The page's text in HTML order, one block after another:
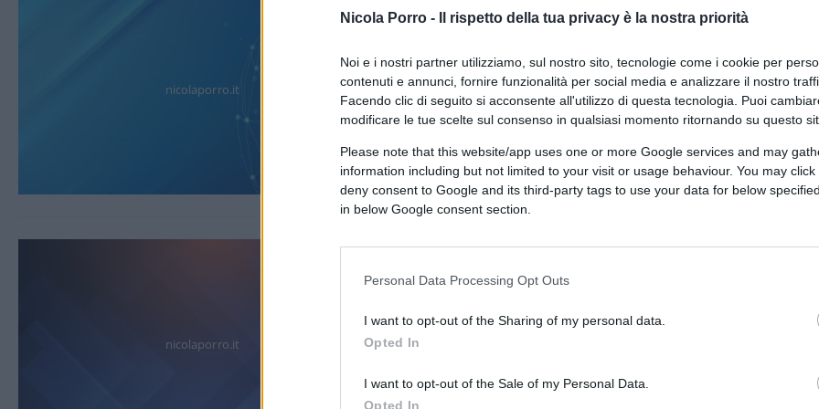
Nicola Porro - Il rispetto della tua privacy è la nostra priorità
Noi e i nostri partner utilizziamo, sul nostro sito, tecnologie come i cookie per
contenuti e annunci, fornire funzionalità per social media e analizzare il nostro
Facendo clic di seguito si acconsente all'utilizzo di questa tecnologia. Puoi
modificare le tue scelte sul consenso in qualsiasi momento ritornando su questo
Please note that this website/app uses one or more Google services and may
information including but not limited to your visit or usage behaviour. You may
deny consent to Google and its third-party tags to use your data for below
in below Google consent section.
Personal Data Processing Opt Outs
I want to opt-out of the Sharing of my personal data.
Opted In
I want to opt-out of the Sale of my Personal Data.
Opted In
nicolaporro.it
ospedale resta la mascherina
di Claudio Romiti
14 Maggio 2023, 19:00
8.6k
nicolaporro.it
Booster e picco di morti: Israele non
è più un modello